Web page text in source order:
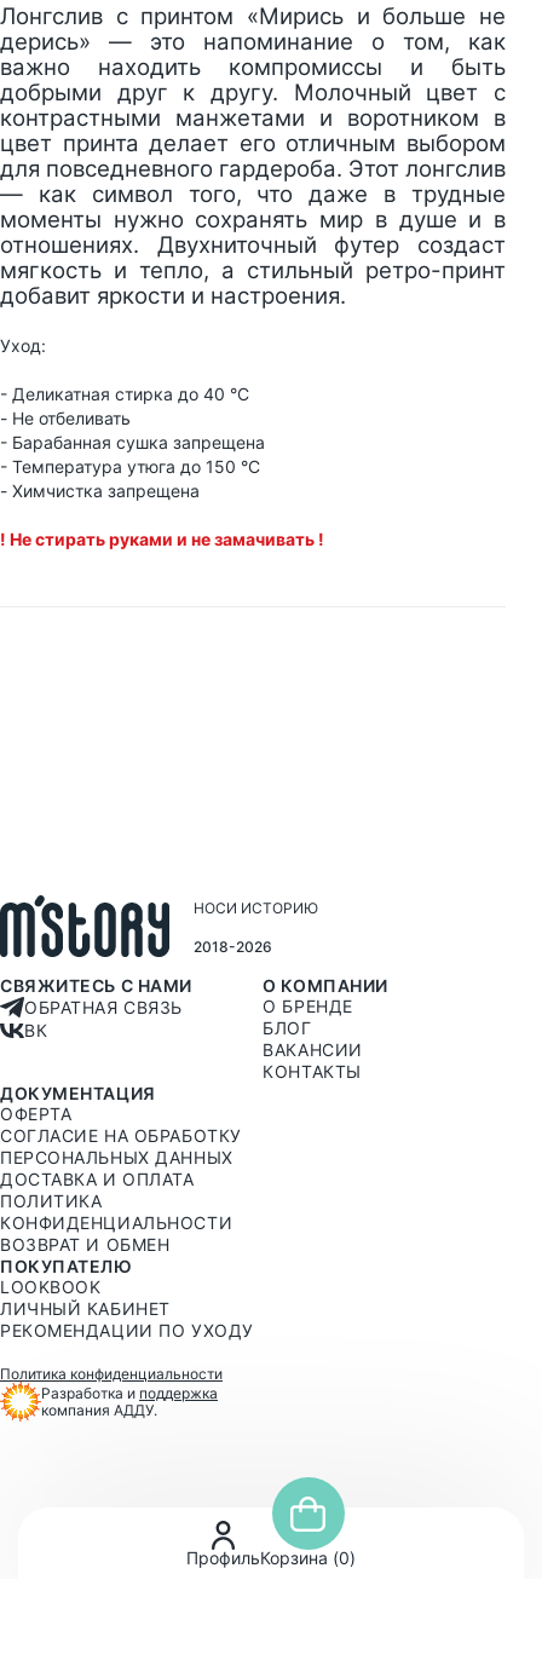
ПрофильКорзина (0)
Лонгслив с принтом «Мирись и больше не
дерись» — это напоминание о том, как
важно находить компромиссы и быть
добрыми друг к другу. Молочный цвет с
контрастными манжетами и воротником в
цвет принта делает его отличным выбором
для повседневного гардероба. Этот лонгслив
— как символ того, что даже в трудные
моменты нужно сохранять мир в душе и в
отношениях. Двухниточный футер создаст
мягкость и тепло, а стильный ретро-принт
добавит яркости и настроения.
Уход:
- Деликатная стирка до 40 °C
- Не отбеливать
- Барабанная сушка запрещена
- Температура утюга до 150 °C
- Химчистка запрещена
! Не стирать руками и не замачивать !
НОСИ ИСТОРИЮ
2018-2026
О КОМПАНИИ
О БРЕНДЕ
БЛОГ
ВАКАНСИИ
КОНТАКТЫ
ДОКУМЕНТАЦИЯ
ОФЕРТА
СОГЛАСИЕ НА ОБРАБОТКУ
ПЕРСОНАЛЬНЫХ ДАННЫХ
ДОСТАВКА И ОПЛАТА
ПОЛИТИКА
КОНФИДЕНЦИАЛЬНОСТИ
ВОЗВРАТ И ОБМЕН
ПОКУПАТЕЛЮ
LOOKBOOK
ЛИЧНЫЙ КАБИНЕТ
РЕКОМЕНДАЦИИ ПО УХОДУ
СВЯЖИТЕСЬ С НАМИ
ОБРАТНАЯ СВЯЗЬ
ВК
Политика конфиденциальности
Разработка и поддержка
компания АДДУ.